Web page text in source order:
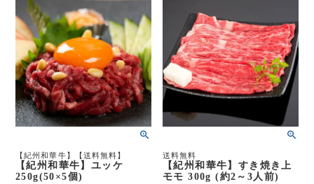
【紀州和華牛】【送料無料】
【紀州和華牛】ユッケ
250g(50×5個)
送料無料
【紀州和華牛】すき焼き上
モモ 300g (約2～3人前)